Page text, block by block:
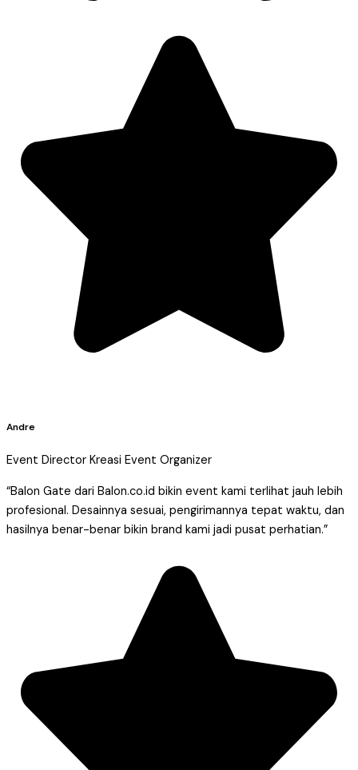
Andre
Event Director Kreasi Event Organizer
“Balon Gate dari Balon.co.id bikin event kami terlihat jauh lebih
profesional. Desainnya sesuai, pengirimannya tepat waktu, dan
hasilnya benar-benar bikin brand kami jadi pusat perhatian.”